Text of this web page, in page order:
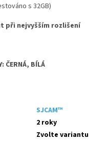
s 32GB)
při nejvyšším rozlišení
ČERNÁ, BÍLÁ
SJCAM™
2 roky
Zvolte variantu